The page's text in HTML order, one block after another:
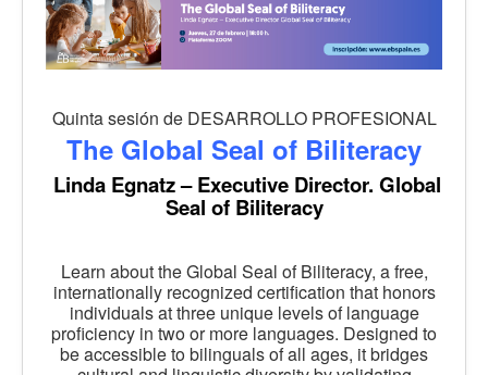
Quinta sesión de DESARROLLO PROFESIONAL
The Global Seal of Biliteracy
Linda Egnatz – Executive Director. Global
Seal of Biliteracy
Learn about the Global Seal of Biliteracy, a free,
internationally recognized certification that honors
individuals at three unique levels of language
proficiency in two or more languages. Designed to
be accessible to bilinguals of all ages, it bridges